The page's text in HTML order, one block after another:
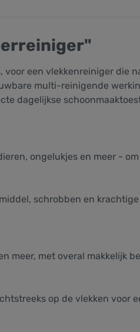
een vlekkenreiniger die
multi-reinigende
dagelijkse
ongelukjes en meer -
schrobben en
met overal makkelijk
op de vlekken voor